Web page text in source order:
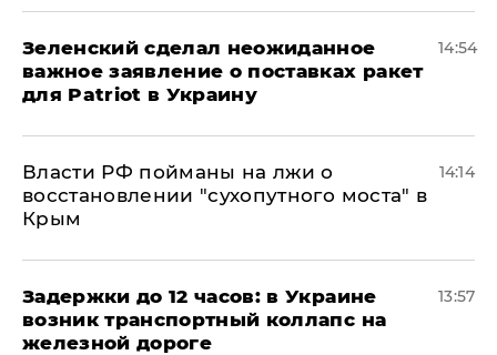
Зеленский сделал неожиданное
важное заявление о поставках ракет
для Patriot в Украину
14:54
Власти РФ пойманы на лжи о
восстановлении "сухопутного моста" в
Крым
14:14
Задержки до 12 часов: в Украине
возник транспортный коллапс на
железной дороге
13:57